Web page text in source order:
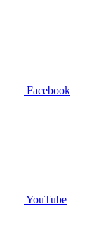
Facebook
YouTube